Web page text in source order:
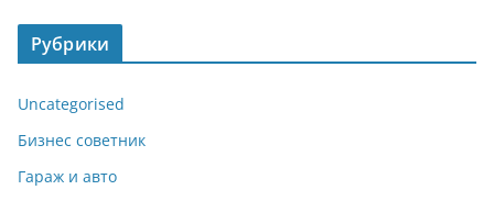
Рубрики
Uncategorised
Бизнес советник
Гараж и авто